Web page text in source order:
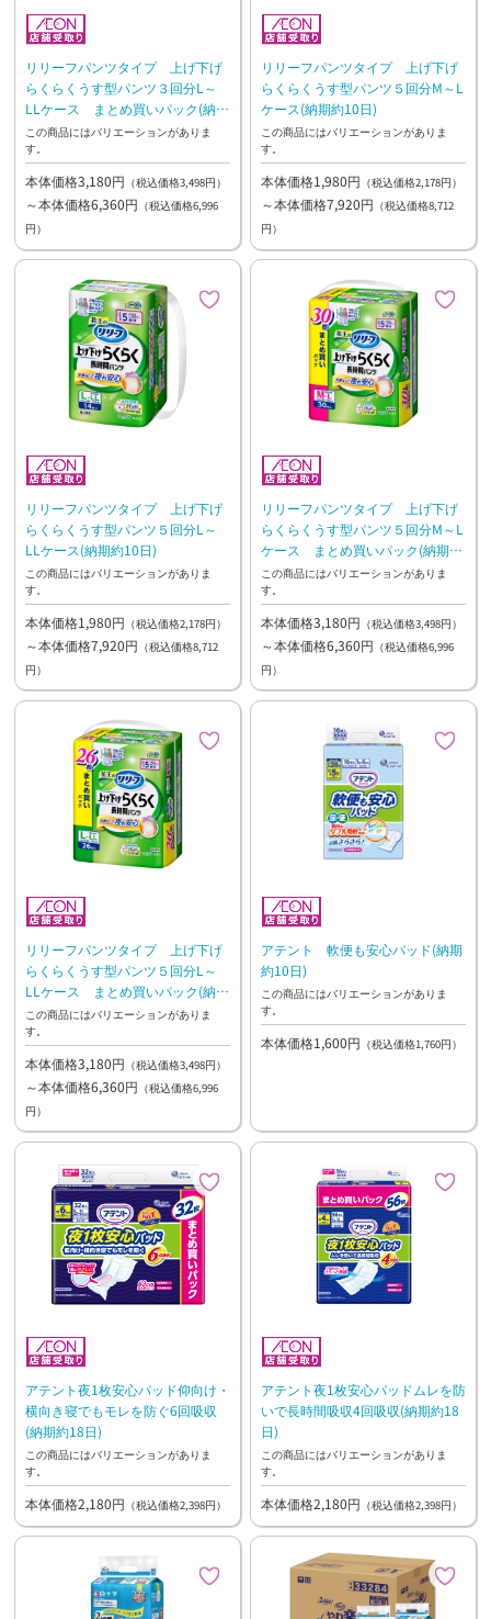
リリーフパンツタイプ 上げ下げ
らくらくうす型パンツ３回分L～
LLケース まとめ買いパック(納期
約10日)
この商品にはバリエーションがありま
す。
本体価格3,180円 （税込価格3,498円）
～本体価格6,360円 （税込価格6,996
円）
リリーフパンツタイプ 上げ下げ
らくらくうす型パンツ５回分M～L
ケース(納期約10日)
この商品にはバリエーションがありま
す。
本体価格1,980円 （税込価格2,178円）
～本体価格7,920円 （税込価格8,712
円）
リリーフパンツタイプ 上げ下げ
らくらくうす型パンツ５回分L～
LLケース(納期約10日)
この商品にはバリエーションがありま
す。
本体価格1,980円 （税込価格2,178円）
～本体価格7,920円 （税込価格8,712
円）
リリーフパンツタイプ 上げ下げ
らくらくうす型パンツ５回分M～L
ケース まとめ買いパック(納期約
10日)
この商品にはバリエーションがありま
す。
本体価格3,180円 （税込価格3,498円）
～本体価格6,360円 （税込価格6,996
円）
リリーフパンツタイプ 上げ下げ
らくらくうす型パンツ５回分L～
LLケース まとめ買いパック(納期
約10日)
この商品にはバリエーションがありま
す。
本体価格3,180円 （税込価格3,498円）
～本体価格6,360円 （税込価格6,996
円）
アテント 軟便も安心パッド(納期
約10日)
この商品にはバリエーションがありま
す。
本体価格1,600円 （税込価格1,760円）
アテント夜1枚安心パッド仰向け・
横向き寝でもモレを防ぐ6回吸収
(納期約18日)
この商品にはバリエーションがありま
す。
本体価格2,180円 （税込価格2,398円）
アテント夜1枚安心パッドムレを防
いで長時間吸収4回吸収(納期約18
日)
この商品にはバリエーションがありま
す。
本体価格2,180円 （税込価格2,398円）